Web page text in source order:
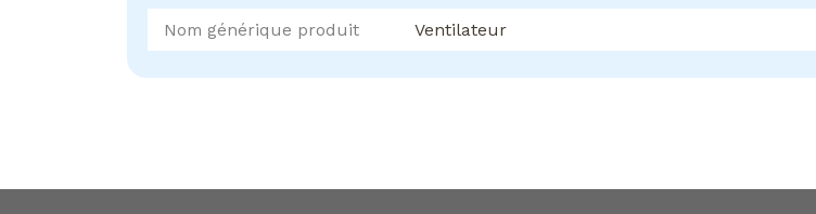
Nom générique produit Ventilateur